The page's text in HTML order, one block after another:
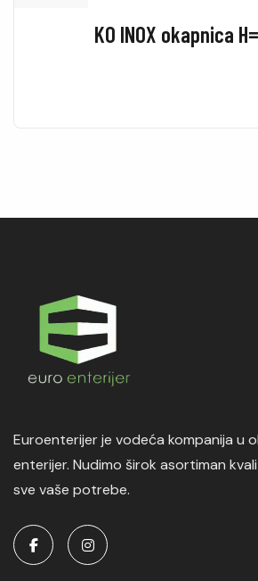
KO INOX okapnica
Euroenterijer je vodeća kompanija u
enterijer. Nudimo širok asortiman
sve vaše potrebe.